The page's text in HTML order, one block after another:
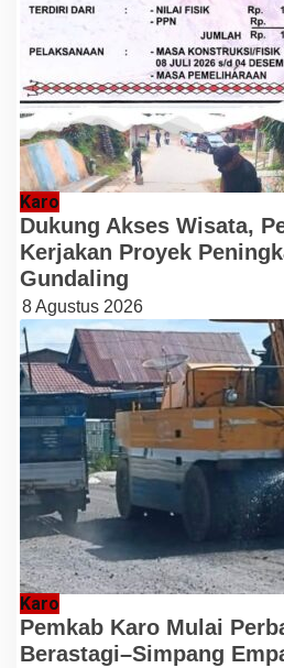
Karo
Dukung Akses Wisata,
Kerjakan Proyek
Gundaling
8 Agustus 2026
Karo
Pemkab Karo Mulai
Berastagi–Simpang